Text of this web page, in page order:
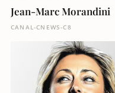
Jean-Marc Morandini
CANAL-CNEWS-C8